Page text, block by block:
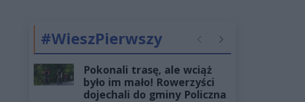
#WieszPierwszy PoprzednieNastępne
Pokonali trasę, ale wciąż
było im mało! Rowerzyści
dojechali do gminy Policzna